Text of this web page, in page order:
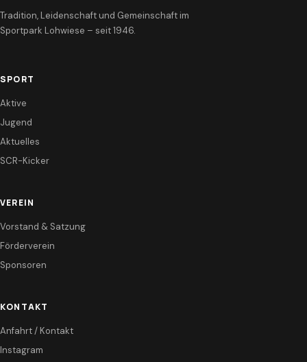
Tradition, Leidenschaft und Gemeinschaft im
Sportpark Lohwiese – seit 1946.
SPORT
Aktive
Jugend
Aktuelles
SCR-Kicker
VEREIN
Vorstand & Satzung
Förderverein
Sponsoren
KONTAKT
Anfahrt / Kontakt
Instagram